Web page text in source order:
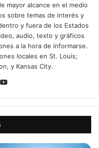
mayor alcance en el medio
sobre temas de interés y
y fuera de los Estados
audio, texto y gráficos
a la hora de informarse.
locales en St. Louis;
y Kansas City.
X